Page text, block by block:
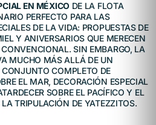
EN MÉXICO DE LA FLOTA
PERFECTO PARA LAS
DE LA VIDA: PROPUESTAS DE
Y ANIVERSARIOS QUE MERECEN
SIN EMBARGO, LA
MUCHO MÁS ALLÁ DE UN
COMPLETO DE
EL MAR, DECORACIÓN ESPECIAL
SOBRE EL PACÍFICO Y EL
TRIPULACIÓN DE YATEZZITOS.